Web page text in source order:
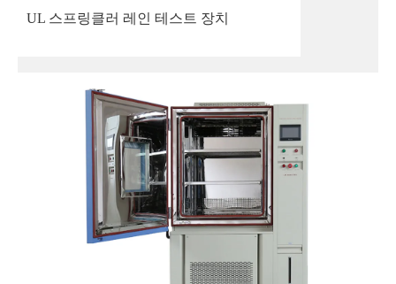
UL 스프링클러 레인 테스트 장치